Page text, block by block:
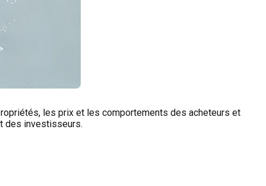
les prix et les comportements des acheteurs et
des investisseurs.